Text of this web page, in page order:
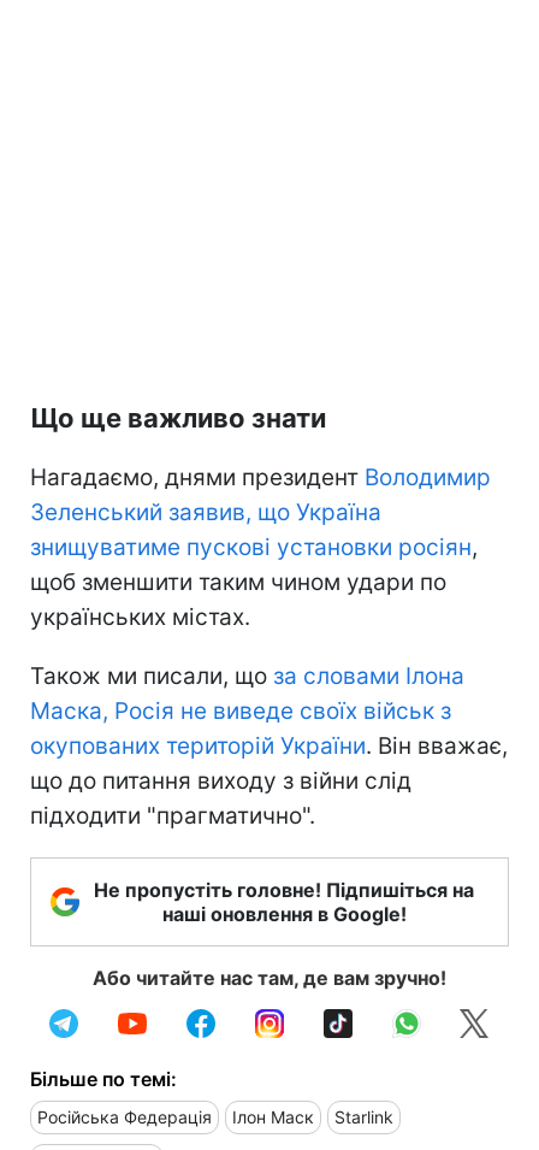
Що ще важливо знати
Нагадаємо, днями президент Володимир
Зеленський заявив, що Україна
знищуватиме пускові установки росіян,
щоб зменшити таким чином удари по
українських містах.
Також ми писали, що за словами Ілона
Маска, Росія не виведе своїх військ з
окупованих територій України. Він вважає,
що до питання виходу з війни слід
підходити "прагматично".
Не пропустіть головне! Підпишіться на
наші оновлення в Google!
Або читайте нас там, де вам зручно!
Більше по темі:
Російська Федерація Ілон Маск Starlink